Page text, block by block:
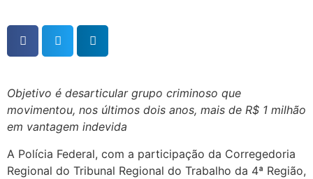
Objetivo é desarticular grupo criminoso que
movimentou, nos últimos dois anos, mais de R$ 1 milhão
em vantagem indevida
A Polícia Federal, com a participação da Corregedoria
Regional do Tribunal Regional do Trabalho da 4ª Região,